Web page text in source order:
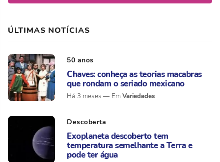
ÚLTIMAS NOTÍCIAS
50 anos
Chaves: conheça as teorias macabras
que rondam o seriado mexicano
Há 3 meses Variedades
Descoberta
Exoplaneta descoberto tem
temperatura semelhante a Terra e
pode ter água